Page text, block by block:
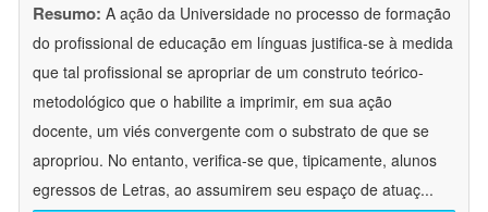
Resumo: A ação da Universidade no processo de formação
do profissional de educação em línguas justifica-se à medida
que tal profissional se apropriar de um construto teórico-
metodológico que o habilite a imprimir, em sua ação
docente, um viés convergente com o substrato de que se
apropriou. No entanto, verifica-se que, tipicamente, alunos
egressos de Letras, ao assumirem seu espaço de atuaç...